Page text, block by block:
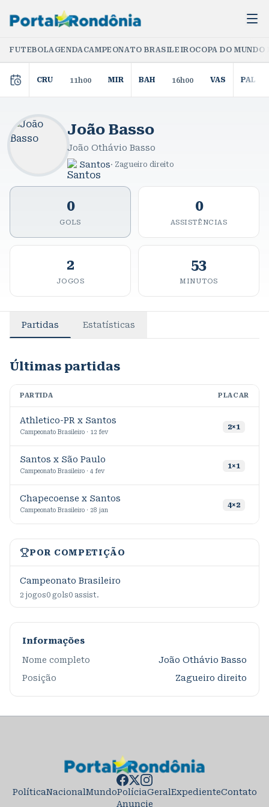
FUTEBOLAGENDACAMPEONATO BRASILEIROCOPA DO
CRU 11h00 MIR BAH 16h00 VAS PAL
João Basso
João Othávio Basso
Santos· Zagueiro direito
0
GOLS
0
ASSISTÊNCIAS
2
JOGOS
53
MINUTOS
Partidas Estatísticas
Últimas partidas
PARTIDA PLACAR
Athletico-PR x Santos
Campeonato Brasileiro · 12 fev
2×1
Santos x São Paulo
Campeonato Brasileiro · 4 fev
1×1
Chapecoense x Santos
Campeonato Brasileiro · 28 jan
4×2
POR COMPETIÇÃO
Campeonato Brasileiro
2 jogos0 gols0 assist.
Informações
Nome completo
João Othávio Basso
Posição
Zagueiro direito
PolíticaNacionalMundoPolíciaGeralExpedienteContato
Anuncie